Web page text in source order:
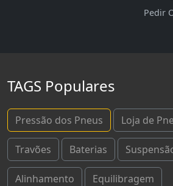
Pedir
TAGS Populares
Pressão dos Pneus Loja de
Travões Baterias
Alinhamento Equilibragem